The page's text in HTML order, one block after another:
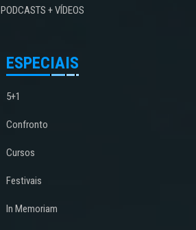
PODCASTS + VÍDEOS
ESPECIAIS
5+1
Confronto
Cursos
Festivais
In Memoriam